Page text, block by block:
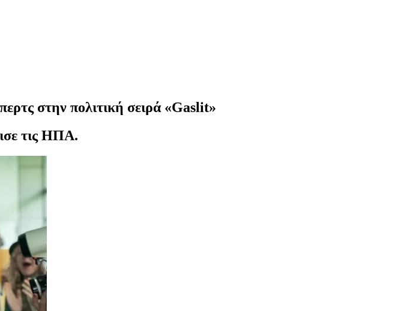
στην πολιτική σειρά «Gaslit»
τις ΗΠΑ.